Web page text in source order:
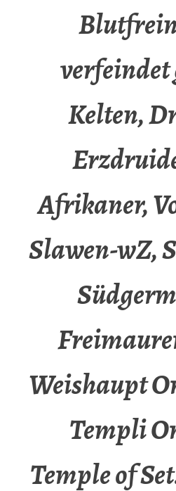
verfeindet
Kelten,
Afrikaner,
Slawen-wZ,
Weishaupt
Templi
Temple of